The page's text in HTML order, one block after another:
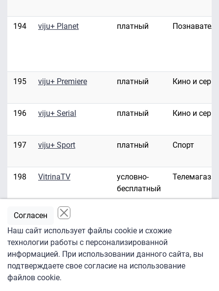
194 viju+ Planet платный
195 viju+ Premiere платный Кино и
196 viju+ Serial платный Кино и
197 viju+ Sport платный Спорт
198 VitrinaTV
условно-
бесплатный
Waves
200
World Fashion
Channel
платный Стиль жизни
Наш сайт использует файлы cookie и схожие
технологии работы с персонализированной
информацией. При использовании данного сайта, вы
подтверждаете свое согласие на использование
файлов cookie.
Согласен